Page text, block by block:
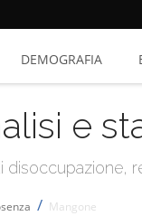
DEMOGRAFIA
e
disoccupazione,
/ Mangone